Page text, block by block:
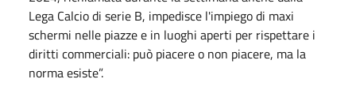
Lega Calcio di serie B, impedisce l'impiego di maxi
schermi nelle piazze e in luoghi aperti per rispettare i
diritti commerciali: può piacere o non piacere, ma la
norma esiste”.